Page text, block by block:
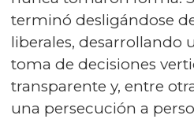
terminó desligándose
liberales, desarrollando
toma de decisiones
transparente y, entre
una persecución a